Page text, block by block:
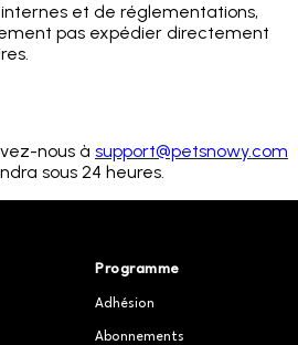
et de réglementations,
pas expédier directement
nous à support@petsnowy.com
sous 24 heures.
Programme
Adhésion
Abonnements